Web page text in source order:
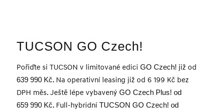
TUCSON GO Czech!
Pořiďte si TUCSON v limitované edici GO Czech! již od
639 990 Kč. Na operativní leasing již od 6 199 Kč bez
DPH měs. Ještě lépe vybavený GO Czech Plus! od
659 990 Kč. Full-hybridní TUCSON GO Czech! od